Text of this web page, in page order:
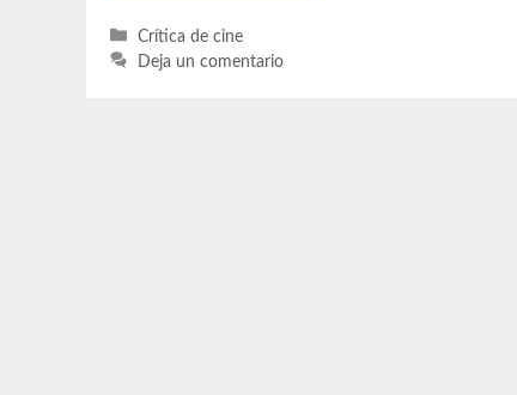
Categorías
Crítica de cine
Deja un comentario